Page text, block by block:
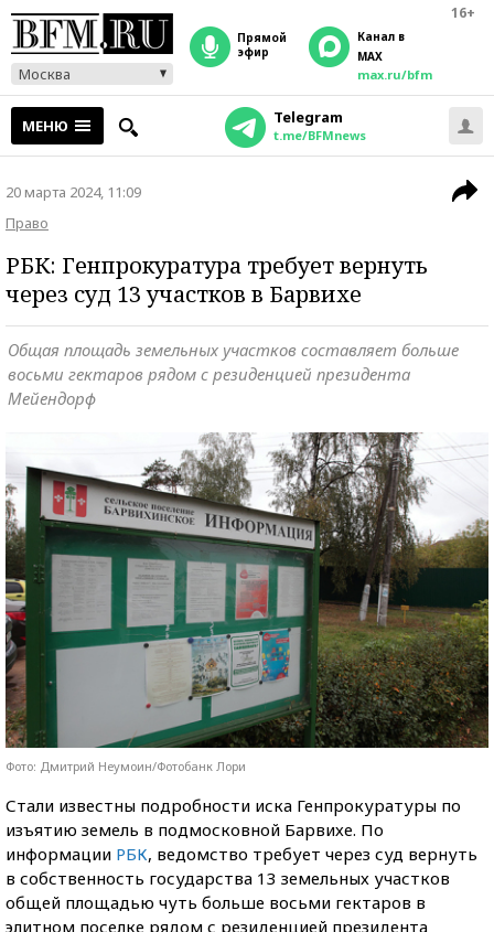
16+
Москва
прямой
эфир
Канал в
MAX
max.ru/bfm
МЕНЮ Telegram
t.me/BFMnews
20 марта 2024, 11:09
Право
РБК: Генпрокуратура требует вернуть
через суд 13 участков в Барвихе
Общая площадь земельных участков составляет больше
восьми гектаров рядом с резиденцией президента
Мейендорф
Фото: Дмитрий Неумоин/Фотобанк Лори
Стали известны подробности иска Генпрокуратуры по
изъятию земель в подмосковной Барвихе. По
информации РБК, ведомство требует через суд вернуть
в собственность государства 13 земельных участков
общей площадью чуть больше восьми гектаров в
элитном поселке рядом с резиденцией президента